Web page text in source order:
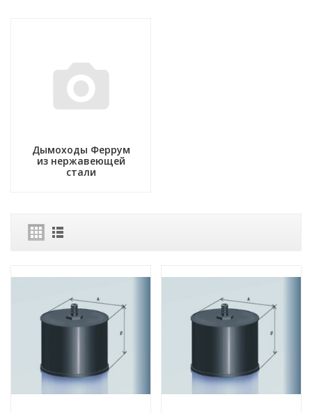
Дымоходы Феррум
из нержавеющей
стали